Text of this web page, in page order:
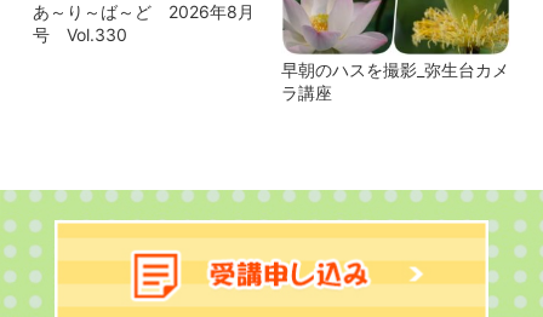
あ～り～ば～ど 2026年8月
号 Vol.330
早朝のハスを撮影_弥生台カメ
ラ講座